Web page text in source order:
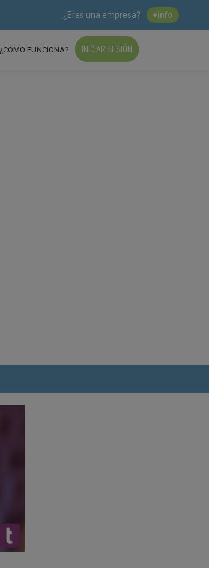
¿Eres una empresa? +info
¿CÓMO FUNCIONA? INICIAR SESIÓN